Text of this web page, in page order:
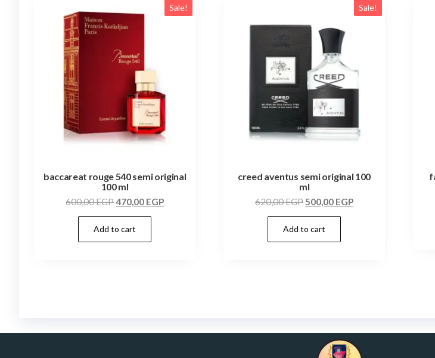
Sale!
baccareat rouge 540 semi original
100 ml
600,00EGP470,00 EGP
Add to cart
Sale!
creed aventus semi original 100
ml
620,00EGP500,00 EGP
Add to cart